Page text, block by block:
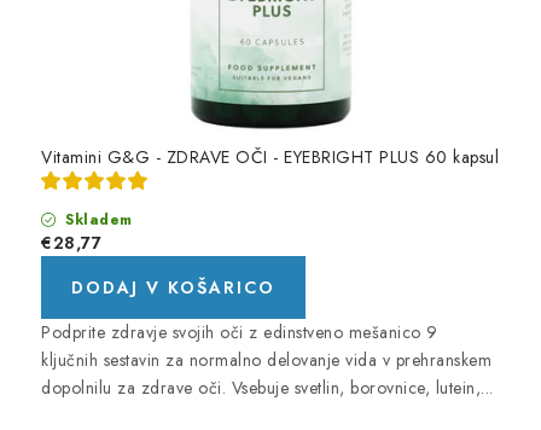
Vitamini G&G - ZDRAVE OČI - EYEBRIGHT PLUS 60 kapsul
Skladem
€28,77
DODAJ V KOŠARICO
Podprite zdravje svojih oči z edinstveno mešanico 9
ključnih sestavin za normalno delovanje vida v prehranskem
dopolnilu za zdrave oči. Vsebuje svetlin, borovnice, lutein,...